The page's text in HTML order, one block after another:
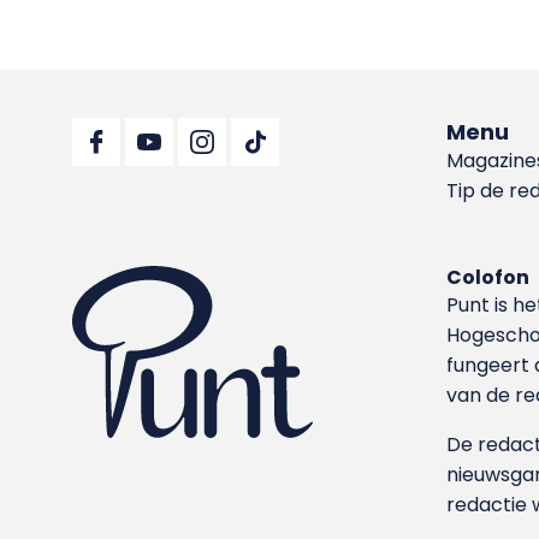
Menu
Tip de
Colofon
Punt is
fungeert
van de
De
redactie